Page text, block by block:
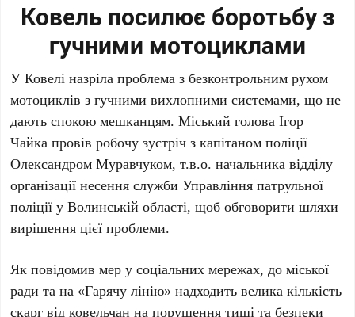
Ковель посилює боротьбу з
гучними мотоциклами
У Ковелі назріла проблема з безконтрольним рухом
мотоциклів з гучними вихлопними системами, що не
дають спокою мешканцям. Міський голова Ігор
Чайка провів робочу зустріч з капітаном поліції
Олександром Муравчуком, т.в.о. начальника відділу
організації несення служби Управління патрульної
поліції у Волинській області, щоб обговорити шляхи
вирішення цієї проблеми.
Як повідомив мер у соціальних мережах, до міської
ради та на «Гарячу лінію» надходить велика кількість
скарг від ковельчан на порушення тиші та безпеки